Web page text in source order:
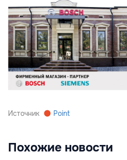
Источник Point
Похожие новости